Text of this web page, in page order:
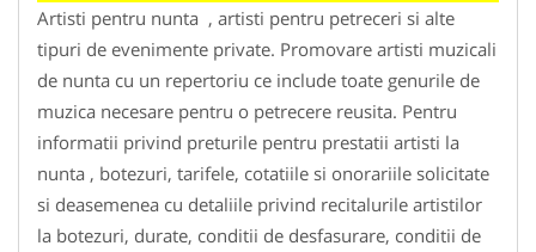
Artisti pentru nunta , artisti pentru petreceri si alte
tipuri de evenimente private. Promovare artisti muzicali
de nunta cu un repertoriu ce include toate genurile de
muzica necesare pentru o petrecere reusita. Pentru
informatii privind preturile pentru prestatii artisti la
nunta , botezuri, tarifele, cotatiile si onorariile solicitate
si deasemenea cu detaliile privind recitalurile artistilor
la botezuri, durate, conditii de desfasurare, conditii de